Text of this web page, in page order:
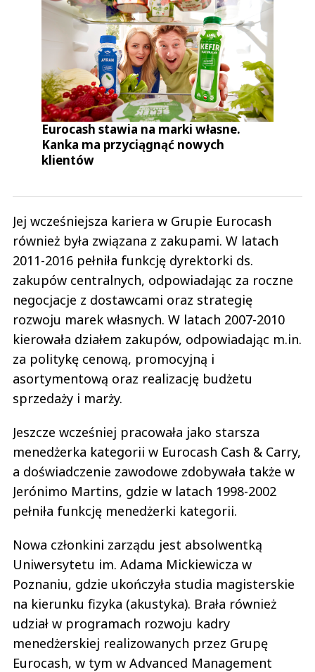
Eurocash stawia na marki własne.
Kanka ma przyciągnąć nowych
klientów
Jej wcześniejsza kariera w Grupie Eurocash
również była związana z zakupami. W latach
2011-2016 pełniła funkcję dyrektorki ds.
zakupów centralnych, odpowiadając za roczne
negocjacje z dostawcami oraz strategię
rozwoju marek własnych. W latach 2007-2010
kierowała działem zakupów, odpowiadając m.in.
za politykę cenową, promocyjną i
asortymentową oraz realizację budżetu
sprzedaży i marży.
Jeszcze wcześniej pracowała jako starsza
menedżerka kategorii w Eurocash Cash & Carry,
a doświadczenie zawodowe zdobywała także w
Jerónimo Martins, gdzie w latach 1998-2002
pełniła funkcję menedżerki kategorii.
Nowa członkini zarządu jest absolwentką
Uniwersytetu im. Adama Mickiewicza w
Poznaniu, gdzie ukończyła studia magisterskie
na kierunku fizyka (akustyka). Brała również
udział w programach rozwoju kadry
menedżerskiej realizowanych przez Grupę
Eurocash, w tym w Advanced Management